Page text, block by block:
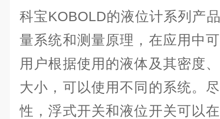
科宝KOBOLD的液位计系列产
量系统和测量原理，在应用中
用户根据使用的液体及其密度
大小，可以使用不同的系统。
性，浮式开关和液位开关可以